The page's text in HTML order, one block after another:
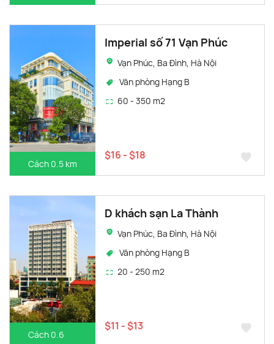
Cách 0.5 km
Imperial số 71 Vạn Phúc
Vạn Phúc, Ba Đình, Hà Nội
Văn phòng Hạng B
60 - 350 m2
$16 - $18
Cách 0.6
D khách sạn La Thành
Vạn Phúc, Ba Đình, Hà Nội
Văn phòng Hạng B
20 - 250 m2
$11 - $13